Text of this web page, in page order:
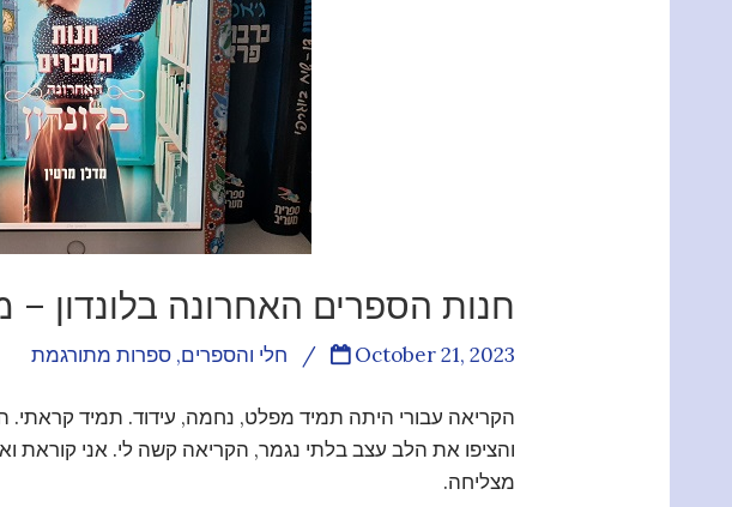
חנות הספרים האחרונה בלונדון –
חלי והספרים, ספרות מתורגמת / October 21, 2023
הקריאה עבורי היתה תמיד מפלט, נחמה, עידוד. תמיד קראתי.
והציפו את הלב עצב בלתי נגמר, הקריאה קשה לי. אני קוראת
מצליחה.